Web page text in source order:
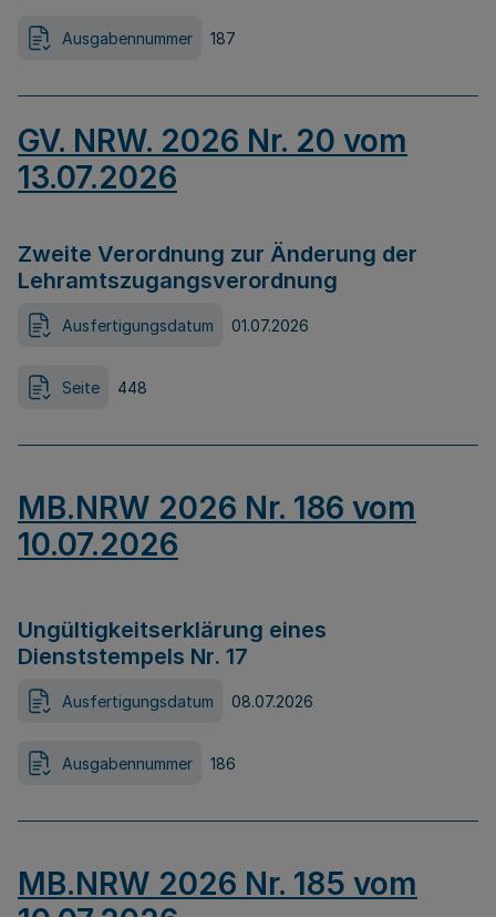
Ausgabennummer 187
GV. NRW. 2026 Nr. 20 vom
13.07.2026
Zweite Verordnung zur Änderung der
Lehramtszugangsverordnung
Ausfertigungsdatum 01.07.2026
Seite 448
MB.NRW 2026 Nr. 186 vom
10.07.2026
Ungültigkeitserklärung eines
Dienststempels Nr. 17
Ausfertigungsdatum 08.07.2026
Ausgabennummer 186
MB.NRW 2026 Nr. 185 vom